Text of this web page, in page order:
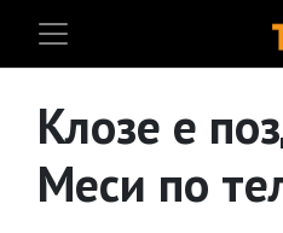
Клозе е
Меси по